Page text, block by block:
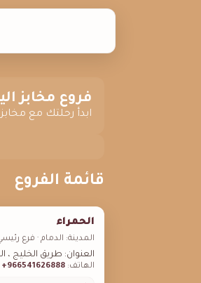
فروع مخابز
ابدأ رحلتك مع
قائمة الفروع
الحمراء
المدينة: الدمام · فرع
العنوان: طريق الخليج ،
الهاتف: 966541626888+